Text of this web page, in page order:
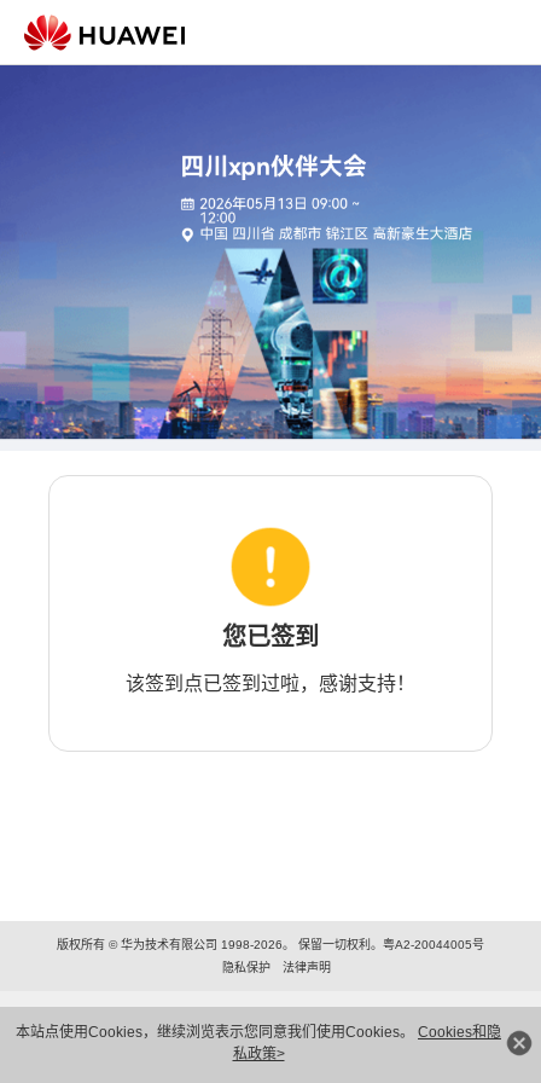
本站点使用Cookies，继续浏览表示您同意我们使用Cookies。 Cookies和隐
私政策>
您已签到
该签到点已签到过啦，感谢支持！
版权所有 © 华为技术有限公司 1998-2026。 保留一切权利。粤A2-20044005号
隐私保护
法律声明